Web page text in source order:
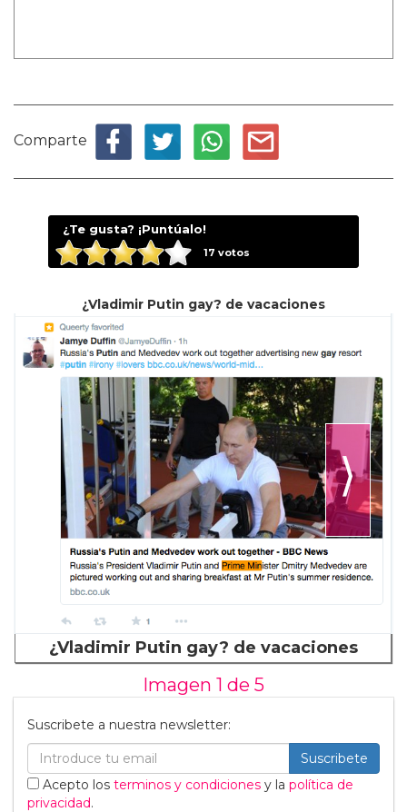
Comparte
¿Te gusta? ¡Puntúalo!
17 votos
¿Vladimir Putin gay? de vacaciones
⟩
¿Vladimir Putin gay? de vacaciones
Imagen 1 de 5
Suscribete a nuestra newsletter:
Suscribete
Acepto los terminos y condiciones y la política de
privacidad.